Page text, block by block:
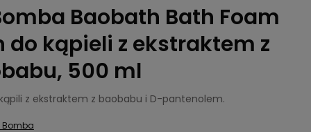
Baobath Bath Foam
do kąpieli z ekstraktem z
500 ml
kąpili z ekstraktem z baobabu i D-pantenolem.
Bomba